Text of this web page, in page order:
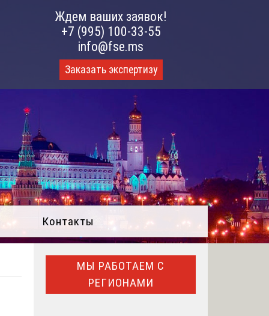
Ждем ваших заявок!
+7 (995) 100-33-55
info@fse.ms
Заказать экспертизу
Контакты
МЫ РАБОТАЕМ С
РЕГИОНАМИ